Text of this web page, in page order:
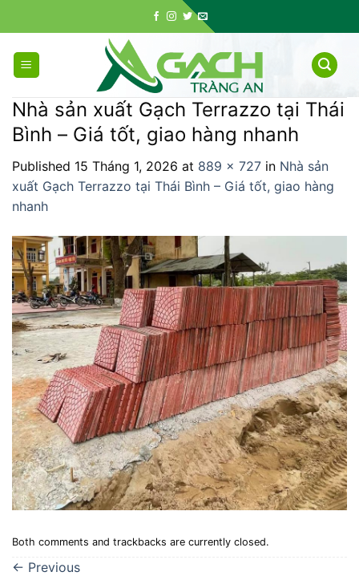
to
content
Nhà sản xuất Gạch Terrazzo tại Thái
Bình – Giá tốt, giao hàng nhanh
Published 15 Tháng 1, 2026 at 889 × 727 in Nhà sản
xuất Gạch Terrazzo tại Thái Bình – Giá tốt, giao hàng
nhanh
Both comments and trackbacks are currently closed.
← Previous